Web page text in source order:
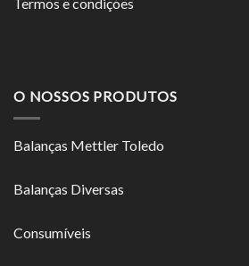
O NOSSOS PRODUTOS
Balanças Mettler Toledo
Balanças Diversas
Consumíveis